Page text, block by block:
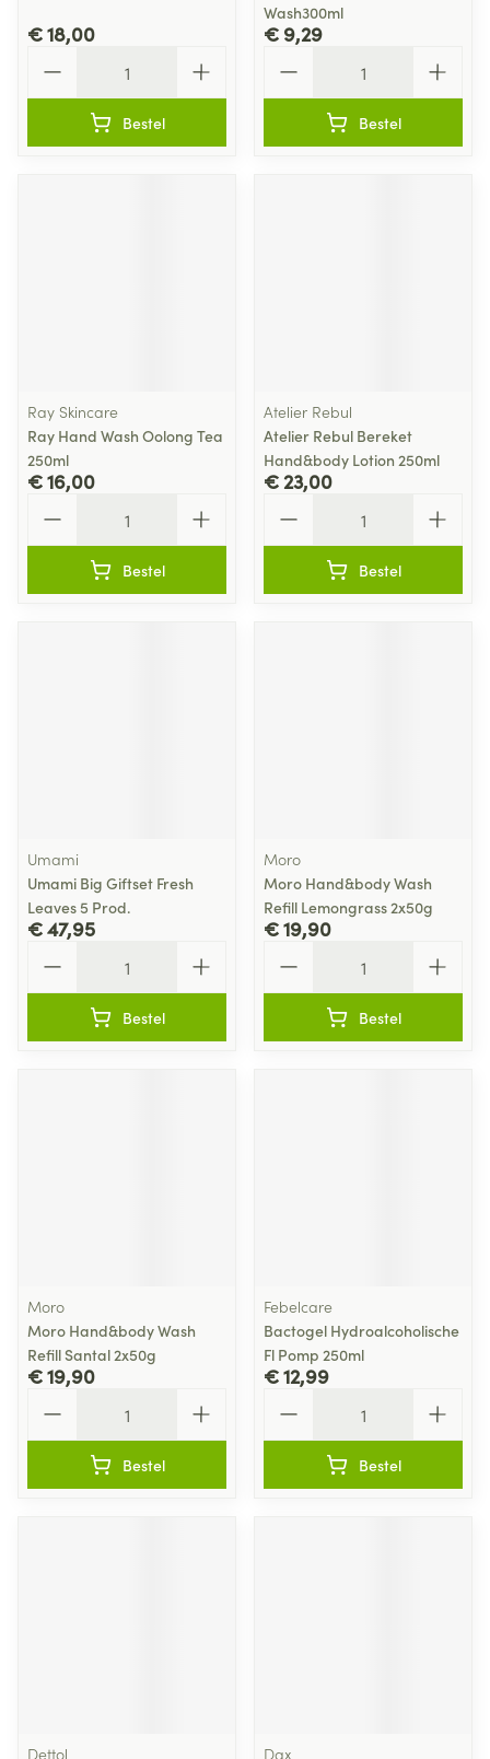
€ 18,00
Bestel
Wash300ml
€ 9,29
Bestel
Ray Skincare
Ray Hand Wash Oolong Tea
250ml
€ 16,00
Bestel
Atelier Rebul
Atelier Rebul Bereket
Hand&body Lotion 250ml
€ 23,00
Bestel
Umami
Umami Big Giftset Fresh
Leaves 5 Prod.
€ 47,95
Bestel
Moro
Moro Hand&body Wash
Refill Lemongrass 2x50g
€ 19,90
Bestel
Moro
Moro Hand&body Wash
Refill Santal 2x50g
€ 19,90
Bestel
Febelcare
Bactogel Hydroalcoholische
Fl Pomp 250ml
€ 12,99
Bestel
Dettol Dax